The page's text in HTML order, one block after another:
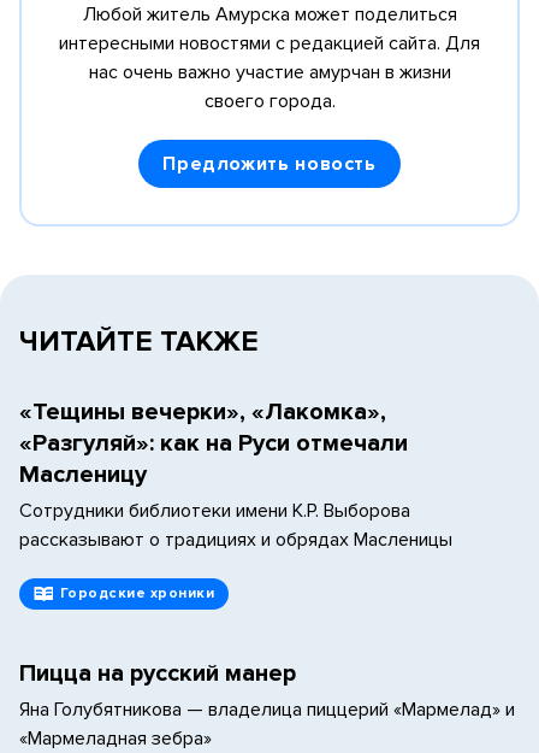
Любой житель Амурска может поделиться
интересными новостями с редакцией сайта. Для
нас очень важно участие амурчан в жизни
своего города.
Предложить новость
ЧИТАЙТЕ ТАКЖЕ
«Тещины вечерки», «Лакомка»,
«Разгуляй»: как на Руси отмечали
Масленицу
Сотрудники библиотеки имени К.Р. Выборова
рассказывают о традициях и обрядах Масленицы
Городские хроники
Пицца на русский манер
Яна Голубятникова — владелица пиццерий «Мармелад» и
«Мармеладная зебра»